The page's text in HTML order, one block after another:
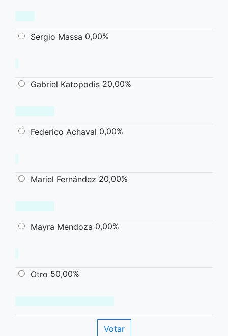
Sergio Massa 0,00%
Gabriel Katopodis 20,00%
Federico Achaval 0,00%
Mariel Fernández 20,00%
Mayra Mendoza 0,00%
Otro 50,00%